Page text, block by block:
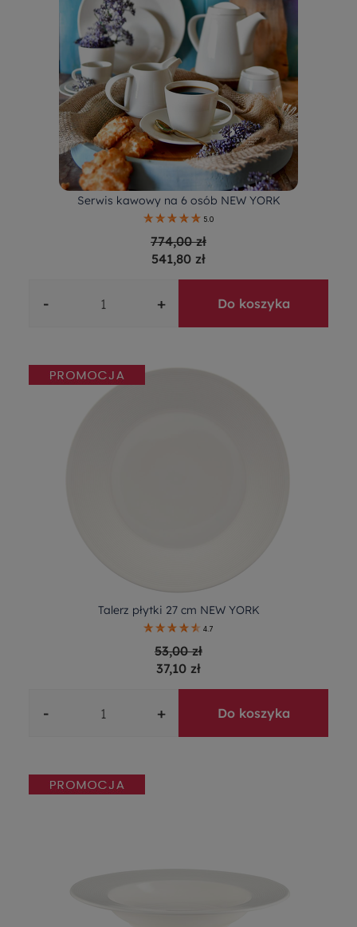
Serwis kawowy na 6 osób NEW YORK
5.0
774,00 zł
541,80 zł
- + Do koszyka
Talerz płytki 27 cm NEW YORK
4.7
53,00 zł
37,10 zł
- + Do koszyka